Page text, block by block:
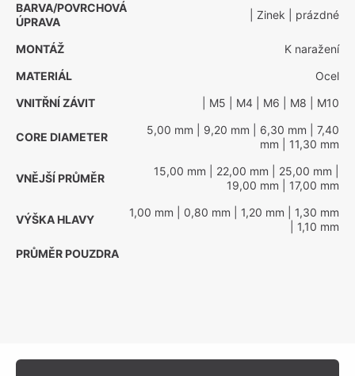
BARVA/POVRCHOVÁ
ÚPRAVA
| Zinek | prázdné
MONTÁŽ
K naražení
MATERIÁL
Ocel
VNITŘNÍ ZÁVIT
| M5 | M4 | M6 | M8 | M10
CORE DIAMETER
5,00 mm | 9,20 mm | 6,30 mm | 7,40
mm | 11,30 mm
VNĚJŠÍ PRŮMĚR
15,00 mm | 22,00 mm | 25,00 mm
19,00 mm | 17,00 mm
VÝŠKA HLAVY
1,00 mm | 0,80 mm | 1,20 mm | 1,30 mm
| 1,10 mm
PRŮMĚR POUZDRA